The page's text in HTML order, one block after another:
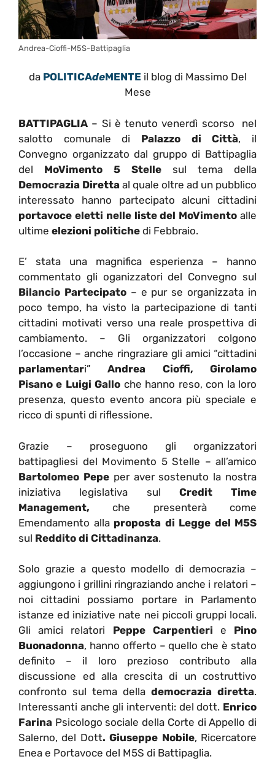
Andrea-Cioffi-M5S-Battipaglia
da POLITICAdeMENTEil blog di Massimo Del
Mese
BATTIPAGLIA – Si è tenuto venerdì scorso nel
salotto comunale di Palazzo di Città, il
Convegno organizzato dal gruppo di Battipaglia
del MoVimento 5 Stelle sul tema della
Democrazia Diretta al quale oltre ad un pubblico
interessato hanno partecipato alcuni cittadini
portavoce eletti nelle liste del MoVimento alle
ultime elezioni politiche di Febbraio.
E’ stata una magnifica esperienza – hanno
commentato gli oganizzatori del Convegno sul
Bilancio Partecipato– e pur se organizzata in
poco tempo, ha visto la partecipazione di tanti
cittadini motivati verso una reale prospettiva di
cambiamento. – Gli organizzatori colgono
l’occasione – anche ringraziare gli amici “cittadini
parlamentari”Andrea Cioffi, Girolamo
Pisano e Luigi Gallo che hanno reso, con la loro
presenza, questo evento ancora più speciale e
ricco di spunti di riflessione.
Grazie – proseguono gli organizzatori
battipagliesi del Movimento 5 Stelle – all’amico
Bartolomeo Pepeper aver sostenuto la nostra
iniziativa legislativa sul Credit Time
Management, che presenterà come
Emendamento allaproposta di Legge del M5S
sul Reddito di Cittadinanza.
Solo grazie a questo modello di democrazia –
aggiungono i grillini ringraziando anche i relatori –
noi cittadini possiamo portare in Parlamento
istanze ed iniziative nate nei piccoli gruppi locali.
Gli amici relatori Peppe Carpentieri e Pino
Buonadonna, hanno offerto – quello che è stato
definito – il loro prezioso contributo alla
discussione ed alla crescita di un costruttivo
confronto sul tema della democrazia diretta.
Interessanti anche gli interventi: del dott. Enrico
Farina Psicologo sociale della Corte di Appello di
Salerno, del Dott. Giuseppe Nobile, Ricercatore
Enea e Portavoce del M5S di Battipaglia.